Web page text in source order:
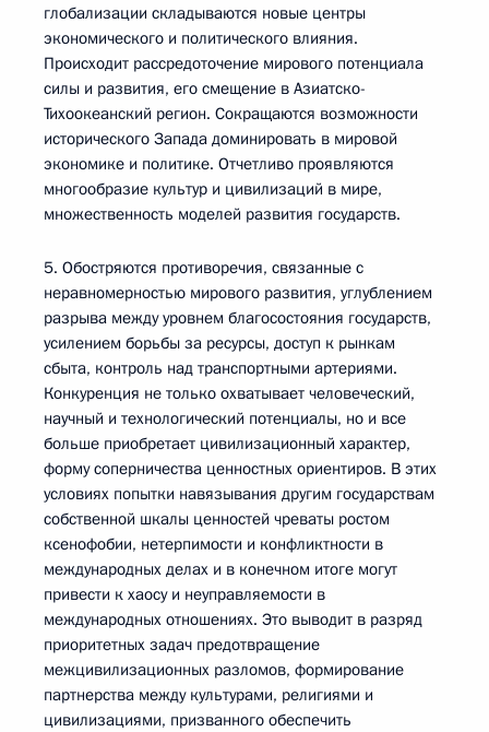
глобализации складываются новые центры
экономического и политического влияния.
Происходит рассредоточение мирового потенциала
силы и развития, его смещение в Азиатско-
Тихоокеанский регион. Сокращаются возможности
исторического Запада доминировать в мировой
экономике и политике. Отчетливо проявляются
многообразие культур и цивилизаций в мире,
множественность моделей развития государств.
5. Обостряются противоречия, связанные с
неравномерностью мирового развития, углублением
разрыва между уровнем благосостояния государств,
усилением борьбы за ресурсы, доступ к рынкам
сбыта, контроль над транспортными артериями.
Конкуренция не только охватывает человеческий,
научный и технологический потенциалы, но и все
больше приобретает цивилизационный характер,
форму соперничества ценностных ориентиров. В этих
условиях попытки навязывания другим государствам
собственной шкалы ценностей чреваты ростом
ксенофобии, нетерпимости и конфликтности в
международных делах и в конечном итоге могут
привести к хаосу и неуправляемости в
международных отношениях. Это выводит в разряд
приоритетных задач предотвращение
межцивилизационных разломов, формирование
партнерства между культурами, религиями и
цивилизациями, призванного обеспечить